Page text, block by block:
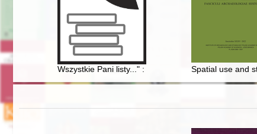
Wszystkie Pani listy..." : Rahel Varnhagen i kolekcja
Spatial use and